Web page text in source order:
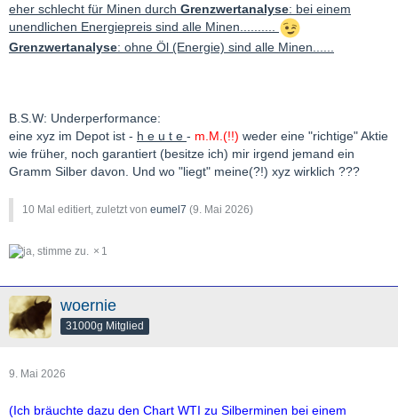
eher schlecht für Minen durch Grenzwertanalyse: bei einem
unendlichen Energiepreis sind alle Minen..........
Grenzwertanalyse: ohne Öl (Energie) sind alle Minen......
B.S.W: Underperformance:
eine xyz im Depot ist - h e u t e - m.M.(!!) weder eine "richtige" Aktie
wie früher, noch garantiert (besitze ich) mir irgend jemand ein
Gramm Silber davon. Und wo "liegt" meine(?!) xyz wirklich ???
10 Mal editiert, zuletzt von eumel7 (9. Mai 2026)
1
woernie
31000g Mitglied
9. Mai 2026
(Ich bräuchte dazu den Chart WTI zu Silberminen bei einem